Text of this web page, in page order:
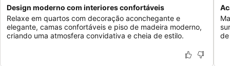
Design moderno com interiores confortáveis
Relaxe em quartos com decoração aconchegante e
elegante, camas confortáveis e piso de madeira moderno,
criando uma atmosfera convidativa e cheia de estilo.